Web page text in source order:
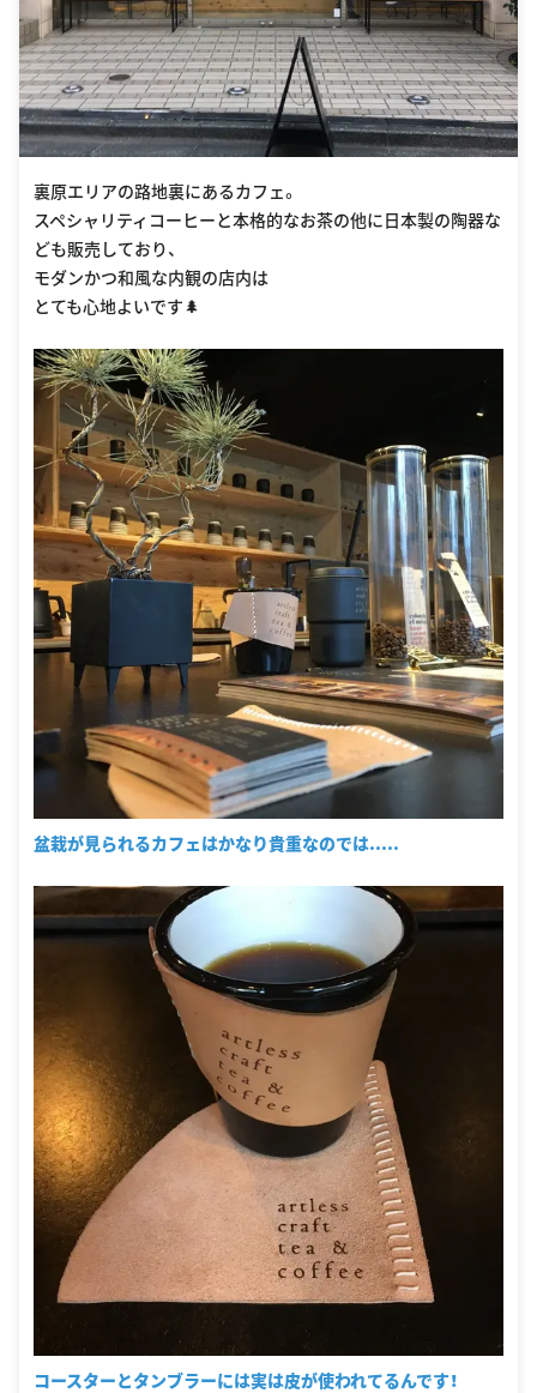
裏原エリアの路地裏にあるカフェ。
スペシャリティコーヒーと本格的なお茶の他に日本製の陶器な
ども販売しており、
モダンかつ和風な内観の店内は
とても心地よいです🌲
盆栽が見られるカフェはかなり貴重なのでは.....
コースターとタンブラーには実は皮が使われてるんです！